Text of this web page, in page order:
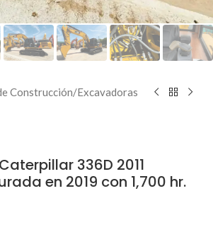
Construcción/Excavadoras
336D 2011
en 2019 con 1,700 hr.